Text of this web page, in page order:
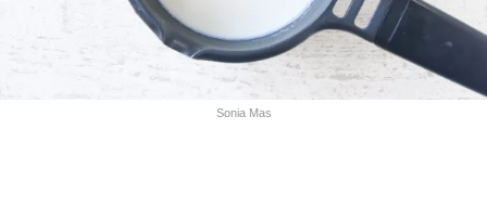
Sonia Mas